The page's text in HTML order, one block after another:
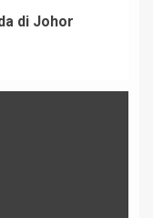
di Johor